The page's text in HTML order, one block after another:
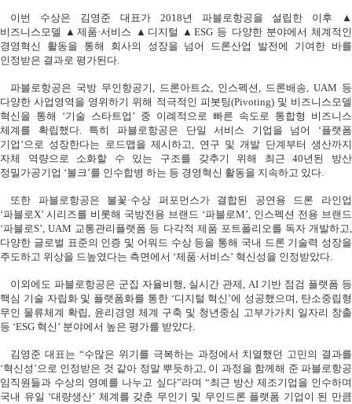
이번 수상은 김영준 대표가2018년 파블로항공을 설립한 이후 ▲
비즈니스모델 ▲제품·서비스 ▲디지털 ▲ESG 등 다양한 분야에서 체계적인
경영혁신 활동을 통해 회사의 성장을 넘어 드론산업 발전에 기여한 바를
인정받은 결과로 평가된다.
파블로항공은 국방 무인항공기, 드론아트쇼, 인스펙션, 드론배송, UAM 등
다양한 사업영역을 영위하기 위해 적극적인 피봇팅(Pivoting) 및 비즈니스모델
혁신을 통해 ‘기술 스타트업 ’ 중 이례적으로 빠른 속도로 통합형 비즈니스
체계를 확립했다. 특히 파블로항공은 단일 서비스 기업을 넘어 ‘플랫폼
기업 ’으로 성장한다는 로드맵을 제시하고, 연구 및 개발 단계부터 생산까지
자체 역량으로 소화할 수 있는 구조를 갖추기 위해 최근 40년된 방산
정밀가공기업 ‘볼크’를 인수합병 하는 등 경영혁신 활동을 지속하고 있다.
또한 파블로항공은 불꽃·수상 퍼포먼스가 결합된 공연용 드론 라인업
‘파블로X’ 시리즈를 비롯해 국방전용 브랜드 ‘파블로M’, 인스펙션 전용 브랜드
‘파블로S’, UAM 교통관리플랫폼 등 다각적 제품 포트폴리오를 독자 개발하고,
다양한 글로벌 표준의 인증 및 어워드 수상 등을 통해 국내 드론 기술력 성장을
주도하고 위상을 드높였다는 측면에서 ‘제품·서비스’ 혁신성을 인정받았다.
이외에도 파블로항공은 군집 자율비행, 실시간 관제, AI 기반 점검 플랫폼 등
핵심 기술 자립화 및 플랫폼화를 통한 ‘디지털 혁신 ’에 성공했으며, 탄소중립형
무인 물류체계 확립, 윤리경영 체계 구축 및 청년중심 고부가가치 일자리 창출
등 ‘ESG 혁신 ’ 분야에서 높은 평가를 받았다.
김영준 대표는 “수많은 위기를 극복하는 과정에서 치열했던 고민의 결과를
‘혁신성 ’으로 인정받은 것 같아 정말 뿌듯하고, 이 과정을 함께해 준 파블로항공
임직원들과 수상의 영예를 나누고 싶다”라며 “최근 방산 제조기업을 인수하며
국내 유일 ‘대량생산’ 체계를 갖춘 무인기 및 무인드론 플랫폼 기업이 된 만큼